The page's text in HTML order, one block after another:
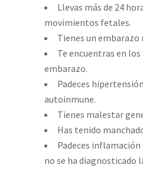
Llevas más de 24
movimientos fetales.
Tienes un
Te encuentras en
embarazo.
Padeces
autoinmune.
Tienes malestar
Has tenido
Padeces
no se ha diagnosticado